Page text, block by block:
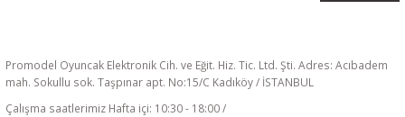
Promodel Oyuncak Elektronik Cih. ve Eğit. Hiz. Tic. Ltd. Şti. Adres: Acıbadem
mah. Sokullu sok. Taşpınar apt. No:15/C Kadıköy / İSTANBUL
Çalışma saatlerimiz Hafta içi: 10:30 - 18:00 /